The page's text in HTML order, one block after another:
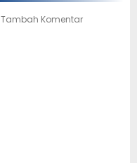
Tambah Komentar